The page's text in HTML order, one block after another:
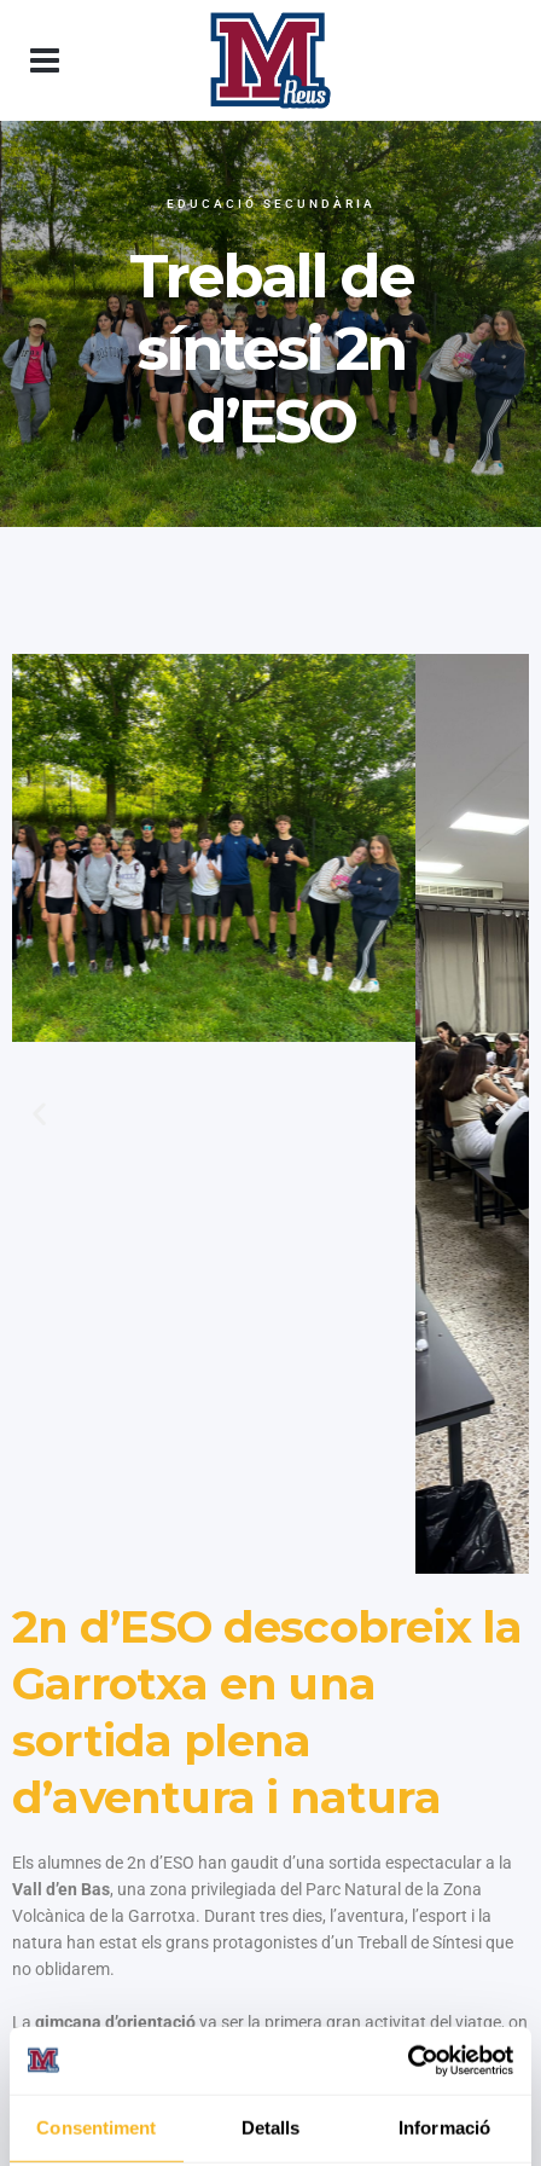
Consentiment Detalls Informació
EDUCACIÓ SECUNDÀRIA
Treball de
síntesi 2n
d’ESO
2n d’ESO descobreix la
Garrotxa en una
sortida plena
d’aventura i natura
Els alumnes de 2n d’ESO han gaudit d’una sortida espectacular a la
Vall d’en Bas, una zona privilegiada del Parc Natural de la Zona
Volcànica de la Garrotxa. Durant tres dies, l’aventura, l’esport i la
natura han estat els grans protagonistes d’un Treball de Síntesi que
no oblidarem.
La gimcana d’orientacióva ser la primera gran activitat del viatge, on
els grups van posar a prova les seves habilitats per moure’s pel
territori tot resolent proves enginyoses. A continuació, els esperaven
l’adrenalina i la cohesió del grup.